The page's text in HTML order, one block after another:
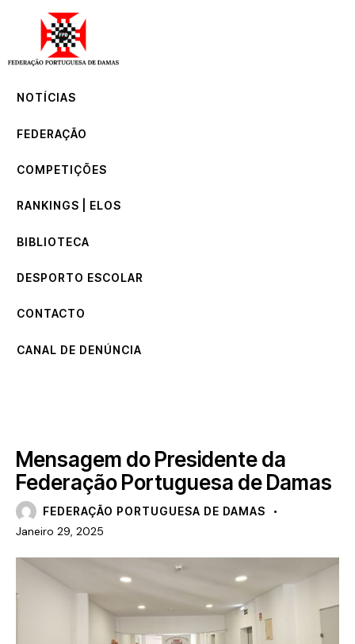
NOTÍCIAS
FEDERAÇÃO
COMPETIÇÕES
RANKINGS | ELOS
BIBLIOTECA
DESPORTO ESCOLAR
CONTACTO
CANAL DE DENÚNCIA
Mensagem do Presidente da
Federação Portuguesa de Damas
FEDERAÇÃO PORTUGUESA DE DAMAS
Janeiro 29, 2025